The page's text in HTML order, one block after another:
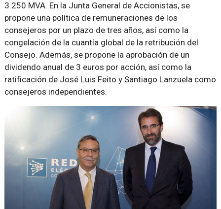
3.250 MVA. En la Junta General de Accionistas, se
propone una política de remuneraciones de los
consejeros por un plazo de tres años, así como la
congelación de la cuantía global de la retribución del
Consejo. Además, se propone la aprobación de un
dividendo anual de 3 euros por acción, así como la
ratificación de José Luis Feito y Santiago Lanzuela como
consejeros independientes.